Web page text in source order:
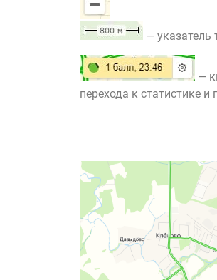
— указатель
—
перехода к статистике и